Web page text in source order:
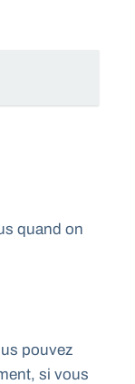
quand on
pouvez
si vous